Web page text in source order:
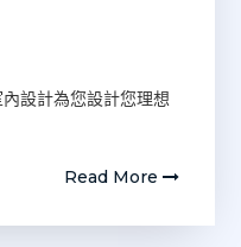
設計為您設計您理想
Read More